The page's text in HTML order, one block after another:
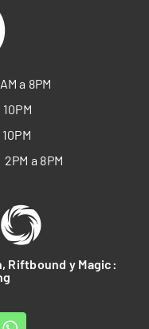
a 8PM
2PM a 8PM
Riftbound y Magic: